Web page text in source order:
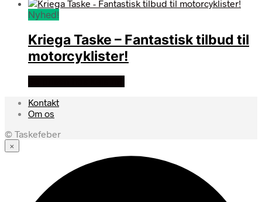
Nyhed!
Kriega Taske – Fantastisk tilbud til
motorcyklister!
Kontakt
Om os
© Taskefeber
×